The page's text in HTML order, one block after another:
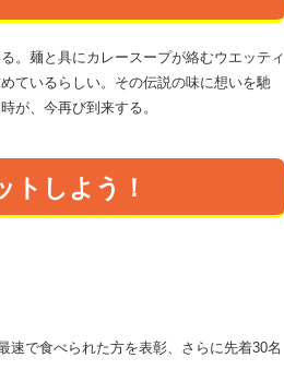
。麺と具にカレースープが絡むウエッティ
ているらしい。その伝説の味に想いを馳
が、今再び到来する。
トしよう！
速で食べられた方を表彰、さらに先着30名